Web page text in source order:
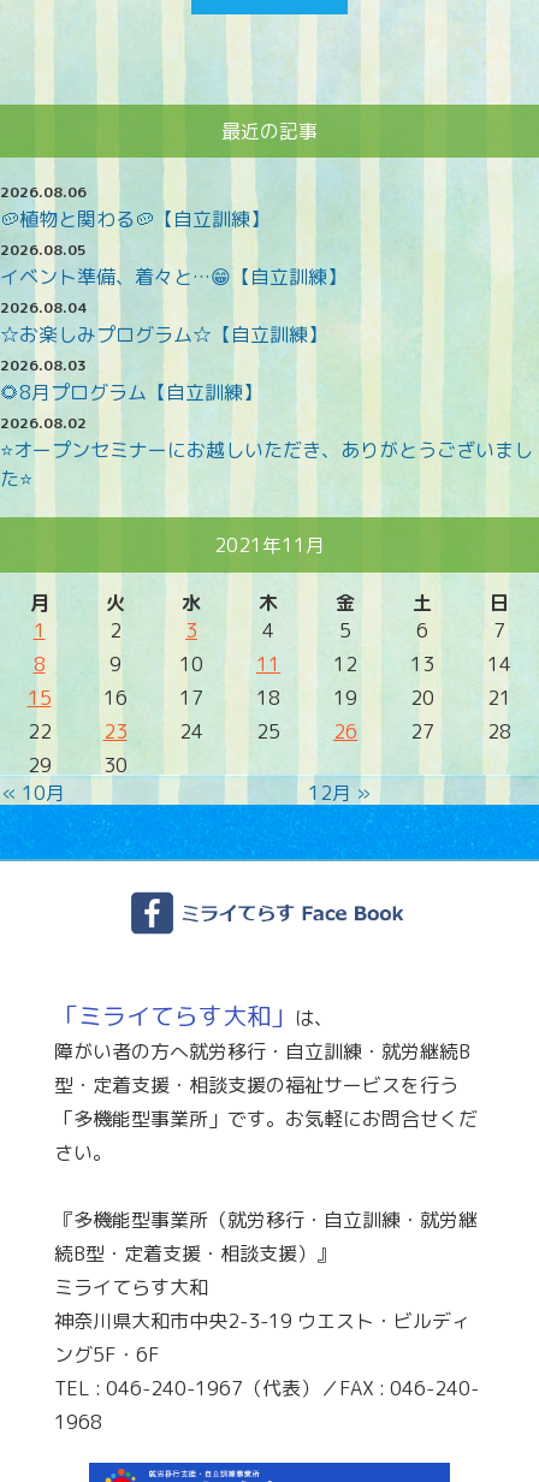
最近の記事
2026.08.06
🥔植物と関わる🥔【自立訓練】
2026.08.05
イベント準備、着々と…😁【自立訓練】
2026.08.04
☆お楽しみプログラム☆【自立訓練】
2026.08.03
🌻8月プログラム【自立訓練】
2026.08.02
⭐オープンセミナーにお越しいただき、ありがとうございまし
た⭐
2021年11月
月 火 水 木 金 土 日
« 10月 12月 »
1 2 3 4 5 6
7
8
9 10 11 12 13
14
15
16 17 18 19 20
21
22
23 24 25 26 27
28
29
30
「ミライてらす大和」 は、
障がい者の方へ就労移行・自立訓練・就労継続B
型・定着支援・相談支援の福祉サービスを行う
「多機能型事業所」です。お気軽にお問合せくだ
さい。
『多機能型事業所（就労移行・自立訓練・就労継
続B型・定着支援・相談支援）』
ミライてらす大和
神奈川県大和市中央2-3-19 ウエスト・ビルディ
ング5F・6F
TEL : 046-240-1967（代表）／FAX : 046-240-
1968